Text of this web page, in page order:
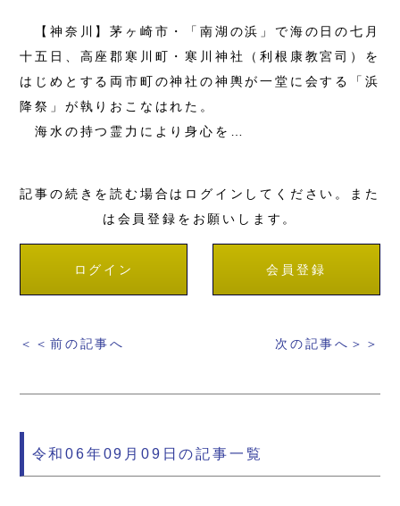
【神奈川】茅ヶ崎市・「南湖の浜」で海の日の七月
十五日、高座郡寒川町・寒川神社（利根康教宮司）を
はじめとする両市町の神社の神輿が一堂に会する「浜
降祭」が執りおこなはれた。
海水の持つ霊力により身心を…
記事の続きを読む場合はログインしてください。また
は会員登録をお願いします。
ログイン 会員登録
＜＜前の記事へ 次の記事へ＞＞
令和06年09月09日の記事一覧